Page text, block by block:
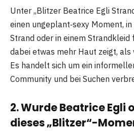
Unter „Blitzer Beatrice Egli
einen ungeplant‑sexy Moment,
Strand oder in einem
dabei etwas mehr Haut zeigt,
Es handelt sich um ein
Community und bei Suchen
2. Wurde Beatrice Egli
dieses „Blitzer“-